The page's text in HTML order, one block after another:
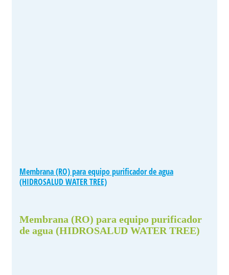
Membrana (RO) para equipo purificador de agua
(HIDROSALUD WATER TREE)
Membrana (RO) para equipo purificador
de agua (HIDROSALUD WATER TREE)